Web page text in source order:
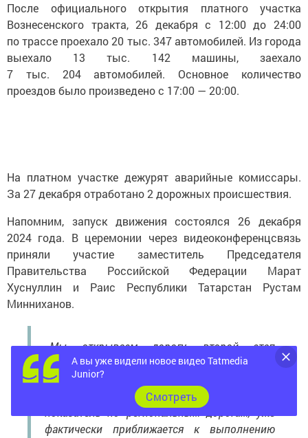
После официального открытия платного участка
Вознесенского тракта, 26 декабря с 12:00 до 24:00
по трассе проехало 20 тыс. 347 автомобилей. Из города
выехало 13 тыс. 142 машины, заехало
7 тыс. 204 автомобилей. Основное количество
проездов было произведено с 17:00 — 20:00.
На платном участке дежурят аварийные комиссары.
За 27 декабря отработано 2 дорожных происшествия.
Напомним, запуск движения состоялся 26 декабря
2024 года. В церемонии через видеоконференцсвязь
приняли участие заместитель Председателя
Правительства Российской Федерации Марат
Хуснуллин и Раис Республики Татарстан Рустам
Минниханов.
«Мы открываем дорогу, второй этап
Вознесенского тракта, это также в рамках
нацпроекта („Безопасные качественные
дороги“). Также Татарстан перевыполнил
показатель по региональным дорогам, уже
фактически приближается к выполнению
А вы уже видели новое видео Tatmedia
Junior?
Cмотреть